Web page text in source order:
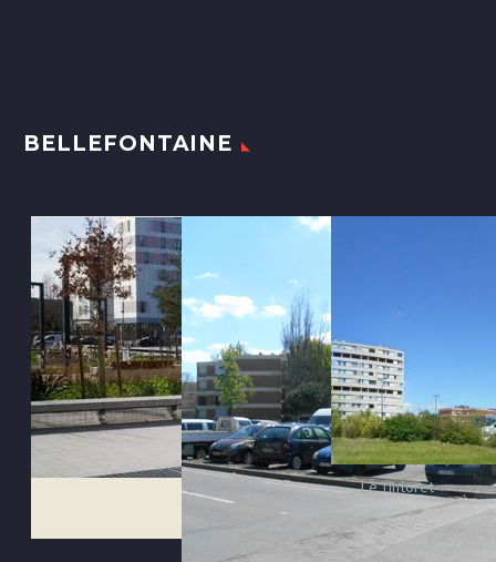
BELLEFONTAINE
Le Tintoret